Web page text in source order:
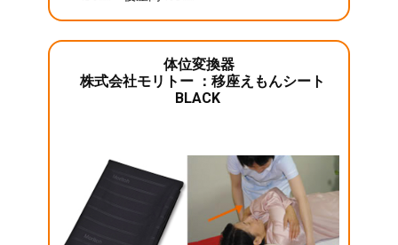
体位変換器
株式会社モリトー ：移座えもんシート
BLACK